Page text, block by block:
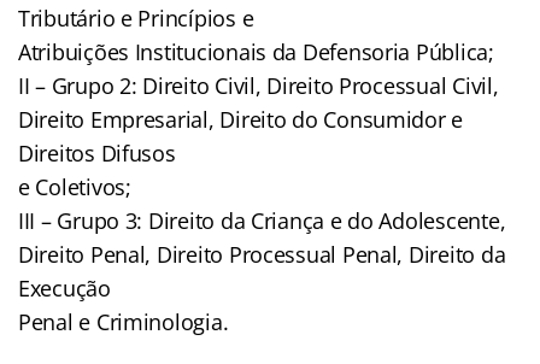
Tributário e Princípios e
Atribuições Institucionais da Defensoria Pública;
II – Grupo 2: Direito Civil, Direito Processual Civil,
Direito Empresarial, Direito do Consumidor e
Direitos Difusos
e Coletivos;
III – Grupo 3: Direito da Criança e do Adolescente,
Direito Penal, Direito Processual Penal, Direito da
Execução
Penal e Criminologia.